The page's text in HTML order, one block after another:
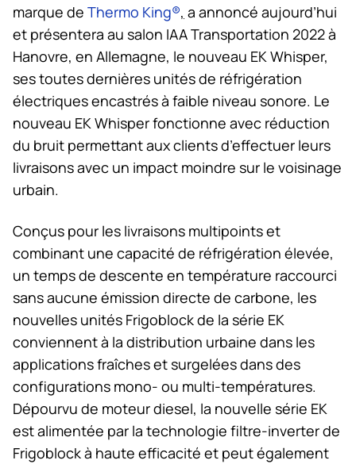
marque de Thermo King®, a annoncé aujourd’hui
et présentera au salon IAA Transportation 2022 à
Hanovre, en Allemagne, le nouveau EK Whisper,
ses toutes dernières unités de réfrigération
électriques encastrés à faible niveau sonore. Le
nouveau EK Whisper fonctionne avec réduction
du bruit permettant aux clients d’effectuer leurs
livraisons avec un impact moindre sur le voisinage
urbain.
Conçus pour les livraisons multipoints et
combinant une capacité de réfrigération élevée,
un temps de descente en température raccourci
sans aucune émission directe de carbone, les
nouvelles unités Frigoblock de la série EK
conviennent à la distribution urbaine dans les
applications fraîches et surgelées dans des
configurations mono- ou multi-températures.
Dépourvu de moteur diesel, la nouvelle série EK
est alimentée par la technologie filtre-inverter de
Frigoblock à haute efficacité et peut également